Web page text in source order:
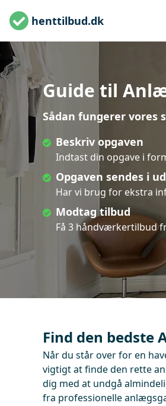
henttilbud.dk
Guide til
Sådan fungerer vores
Beskriv opgaven
Indtast din opgave i
Opgaven sendes i
Har vi brug for ekstra
Modtag tilbud
Få 3 håndværkertilbud
Find den bedste
Når du står over for en
vigtigt at finde den rette
dig med at undgå
fra professionelle